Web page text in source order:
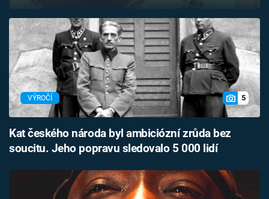
Přihlášení
Sledujte nás
VÝROČÍ 5
Kat českého národa byl ambiciózní zrůda bez
soucitu. Jeho popravu sledovalo 5 000 lidí